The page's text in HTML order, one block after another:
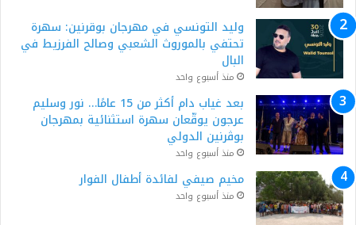
وليد التونسي في مهرجان بوقرنين: سهرة
تحتفي بالموروث الشعبي وصالح الفرزيط في
البال
منذ أسبوع واحد
بعد غياب دام أكثر من 15 عامًا… نور وسليم
عرجون يوقّعان سهرة استثنائية بمهرجان
بوڨرنين الدولي
منذ أسبوع واحد
مخيم صيفي لفائدة أطفال الفوار
منذ أسبوع واحد